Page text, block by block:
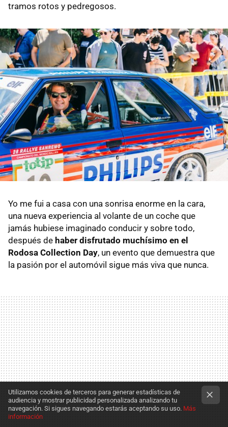
tramos rotos y pedregosos.
Yo me fui a casa con una sonrisa enorme en la cara,
una nueva experiencia al volante de un coche que
jamás hubiese imaginado conducir y sobre todo,
después de haber disfrutado muchísimo en el
Rodosa Collection Day, un evento que demuestra que
la pasión por el automóvil sigue más viva que nunca.
Utilizamos cookies de terceros para generar estadísticas de
audiencia y mostrar publicidad personalizada analizando tu
navegación. Si sigues navegando estarás aceptando su uso. Más
información